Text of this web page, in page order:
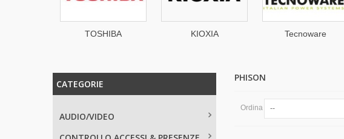
TOSHIBA KIOXIA Tecnoware
CATEGORIE
AUDIO/VIDEO
PHISON
Ordina --